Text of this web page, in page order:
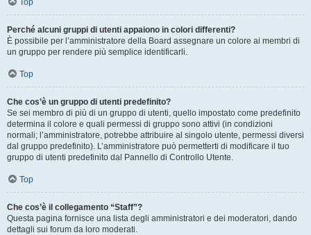
Top
Perché alcuni gruppi di utenti appaiono in colori differenti?
È possibile per l’amministratore della Board assegnare un colore ai membri di
un gruppo per rendere più semplice identificarli.
Top
Che cos’è un gruppo di utenti predefinito?
Se sei membro di più di un gruppo di utenti, quello impostato come predefinito
determina il colore e quali permessi di gruppo sono attivi (in condizioni
normali; l’amministratore, potrebbe attribuire al singolo utente, permessi diversi
dal gruppo predefinito). L’amministratore può permetterti di modificare il tuo
gruppo di utenti predefinito dal Pannello di Controllo Utente.
Top
Che cos’è il collegamento “Staff”?
Questa pagina fornisce una lista degli amministratori e dei moderatori, dando
dettagli sui forum da loro moderati.